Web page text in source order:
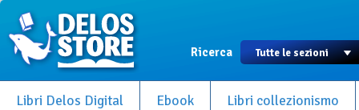
Ricerca
Libri Delos Digital Ebook Libri collezionismo